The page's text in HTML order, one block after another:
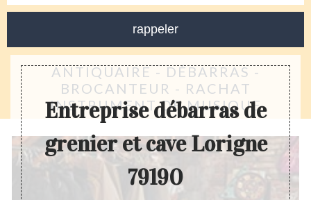
ANTIQUAIRE - DÉBARRAS -
BROCANTEUR - RACHAT
INSTRUMENT DE MUSIQUE
Entreprise débarras de
grenier et cave Lorigne
79190